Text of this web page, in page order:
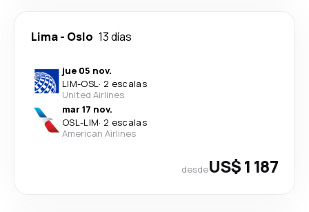
Lima- Oslo 13 días
jue 05 nov.
LIM-OSL· 2 escalas
United Airlines
mar 17 nov.
OSL-LIM· 2 escalas
American Airlines
desdeUS$ 1 187